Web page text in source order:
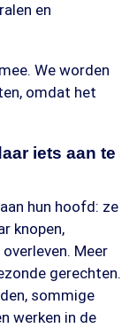
en
We worden
omdat het
iets aan te
hun hoofd: ze
knopen,
Meer
gerechten.
sommige
werken in de